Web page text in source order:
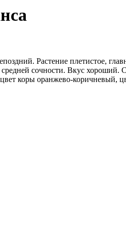
Растение плетистое,
сочности. Вкус
коры оранжево-коричневый,